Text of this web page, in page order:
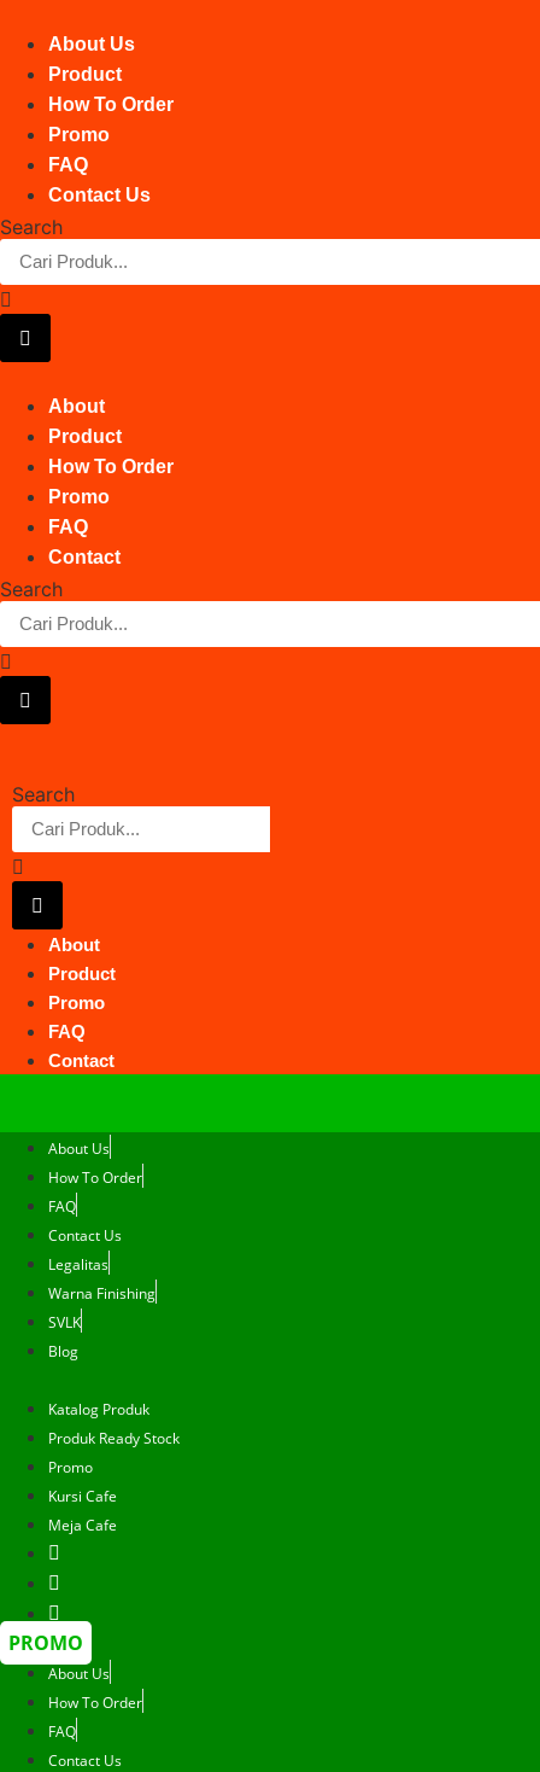
content
About Us
Product
How To Order
Promo
FAQ
Contact Us
Search
About
Product
How To Order
Promo
FAQ
Contact
Search
Search
About
Product
Promo
FAQ
Contact
About Us
How To Order
FAQ
Contact Us
Legalitas
Warna Finishing
SVLK
Blog
Katalog Produk
Produk Ready Stock
Promo
Kursi Cafe
Meja Cafe
PROMO
About Us
How To Order
FAQ
Contact Us